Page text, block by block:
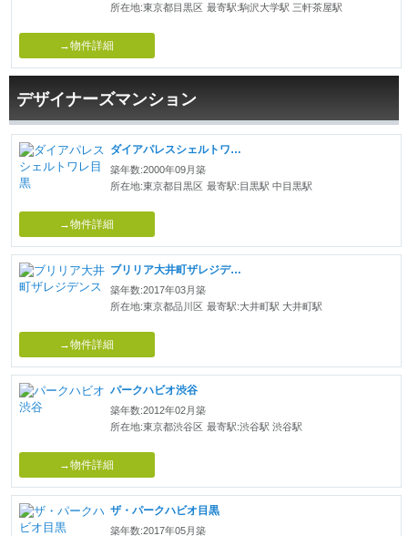
所在地:東京都目黒区 最寄駅:駒沢大学駅 三軒茶屋駅
→物件詳細
デザイナーズマンション
ダイアパレスシェルトワレ目黒
築年数:2000年09月築
所在地:東京都目黒区 最寄駅:目黒駅 中目黒駅
→物件詳細
ブリリア大井町ザレジデンス
築年数:2017年03月築
所在地:東京都品川区 最寄駅:大井町駅 大井町駅
→物件詳細
パークハビオ渋谷
築年数:2012年02月築
所在地:東京都渋谷区 最寄駅:渋谷駅 渋谷駅
→物件詳細
ザ・パークハビオ目黒
築年数:2017年05月築